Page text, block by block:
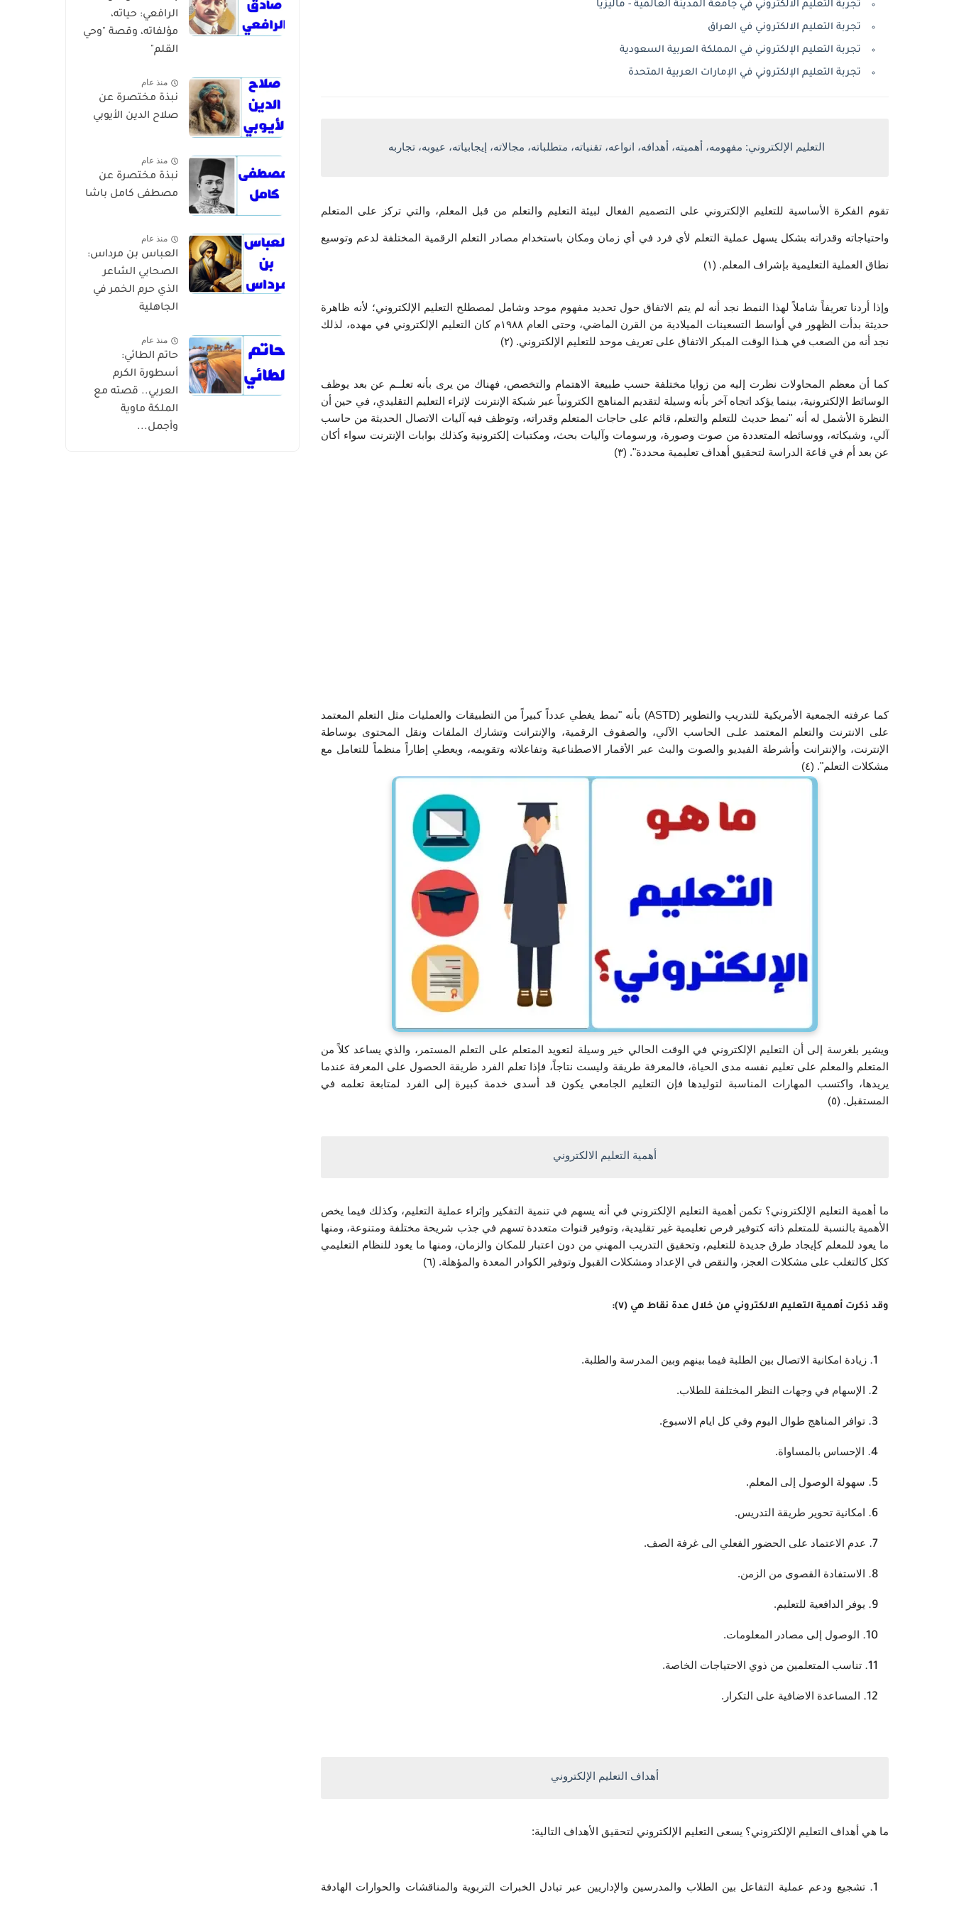
تجربة التعليم الالكتروني في جامعة المدينة العالمية - ماليزيا
تجربة التعليم الالكتروني في العراق
تجربة التعليم الإلكتروني في المملكة العربية السعودية
تجربة التعليم الإلكتروني في الإمارات العربية المتحدة
التعليم الإلكتروني: مفهومه، أهميته، أهدافه، انواعه، تقنياته، متطلباته، مجالاته، إيجابياته، عيوبه، تجاربه
نطاق العملية التعليمية بإشراف المعلم. (١)
نجد أنه من الصعب في هـذا الوقت المبكر الاتفاق على تعريف موحد للتعليم الإلكتروني. (٢)
عن بعد أم في قاعة الدراسة لتحقيق أهداف تعليمية محددة". (٣)
مشكلات التعلم". (٤)
المستقبل. (٥)
أهمية التعليم الالكتروني
ككل كالتغلب على مشكلات العجز، والنقص في الإعداد ومشكلات القبول وتوفير الكوادر المعدة والمؤهلة. (٦)
وقد ذكرت أهمية التعليم الالكتروني من خلال عدة نقاط هي (٧):
زيادة امكانية الاتصال بين الطلبة فيما بينهم وبين المدرسة والطلبة.
الإسهام في وجهات النظر المختلفة للطلاب.
توافر المناهج طوال اليوم وفي كل ايام الاسبوع.
الإحساس بالمساواة.
سهولة الوصول إلى المعلم.
امكانية تحوير طريقة التدريس.
عدم الاعتماد على الحضور الفعلي الى غرفة الصف.
الاستفادة القصوى من الزمن.
يوفر الدافعية للتعليم.
الوصول إلى مصادر المعلومات.
تناسب المتعلمين من ذوي الاحتياجات الخاصة.
المساعدة الاضافية على التكرار.
أهداف التعليم الإلكتروني
ما هي أهداف التعليم الإلكتروني؟ يسعى التعليم الإلكتروني لتحقيق الأهداف التالية:
الرافعي: حياته،
مؤلفاته، وقصة "وحي
القلم"
منذ عام
نبذة مختصرة عن
صلاح الدين الأيوبي
منذ عام
نبذة مختصرة عن
مصطفى كامل باشا
منذ عام
العباس بن مرداس:
الصحابي الشاعر
الذي حرم الخمر في
الجاهلية
منذ عام
حاتم الطائي:
أسطورة الكرم
العربي.. قصته مع
الملكة ماوية
وأجمل...